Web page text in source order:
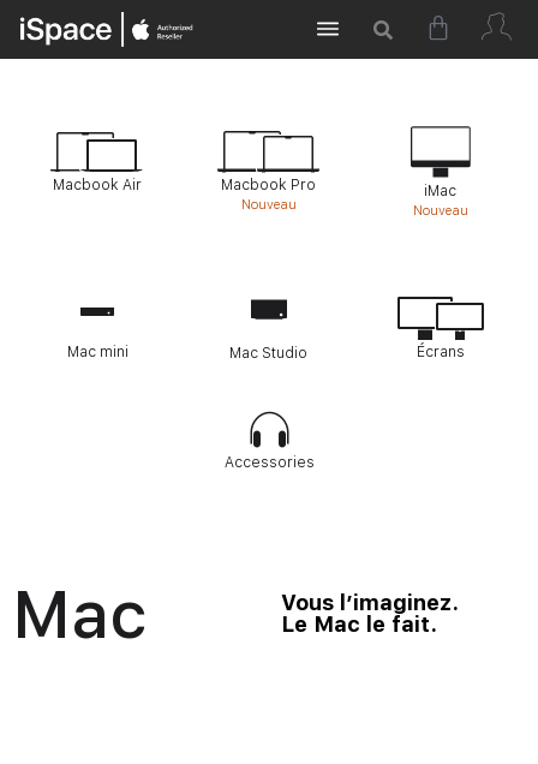
Macbook Air Macbook Pro
Nouveau
iMac
Nouveau
Mac mini Mac Studio Écrans
Accessories
Mac
Vous l’imaginez.
Le Mac le fait.